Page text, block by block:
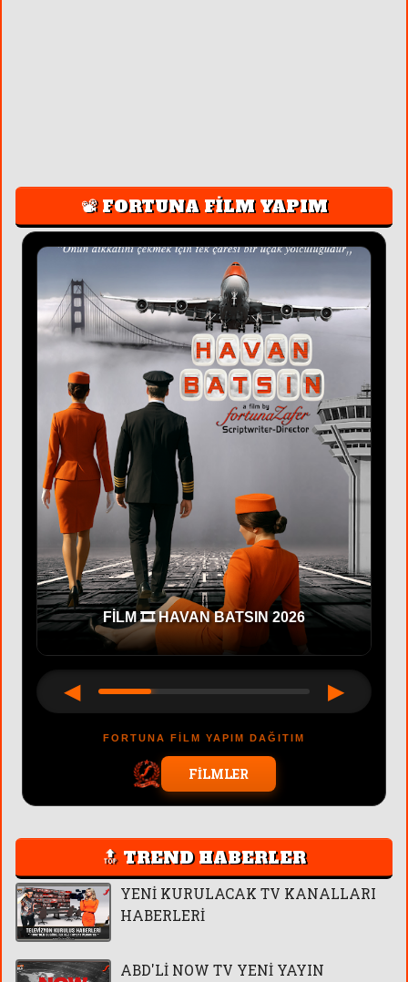
📽️ FORTUNA FİLM YAPIM
FİLM 🎞 HAVAN BATSIN 2026
◀ ▶
FORTUNA FİLM YAPIM DAĞITIM
FİLMLER
🔝 TREND HABERLER
YENİ KURULACAK TV KANALLARI
HABERLERİ
ABD'Lİ NOW TV YENİ YAYIN